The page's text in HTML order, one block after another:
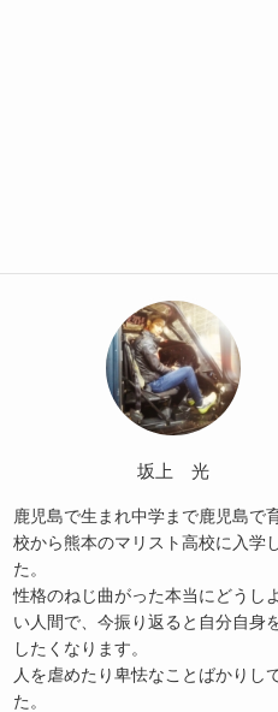
坂上 光
鹿児島で生まれ中学まで鹿児島で
校から熊本のマリスト高校に入学
た。
性格のねじ曲がった本当にどうし
い人間で、今振り返ると自分自身
したくなります。
人を虐めたり卑怯なことばかりし
た。